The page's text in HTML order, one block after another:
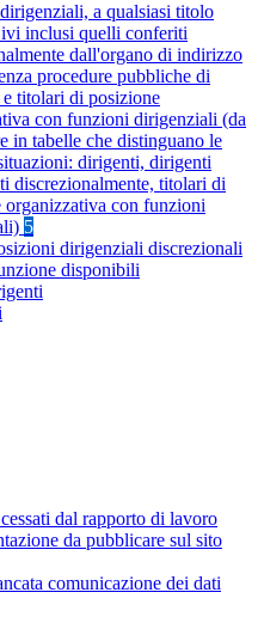
a qualsiasi titolo
inclusi quelli conferiti
dall'organo di indirizzo
procedure pubbliche di
e titolari di posizione
con funzioni dirigenziali (da
in tabelle che distinguano le
dirigenti, dirigenti
discrezionalmente, titolari di
organizzativa con funzioni
5
dirigenziali discrezionali
disponibili
dal rapporto di lavoro
da pubblicare sul sito
comunicazione dei dati